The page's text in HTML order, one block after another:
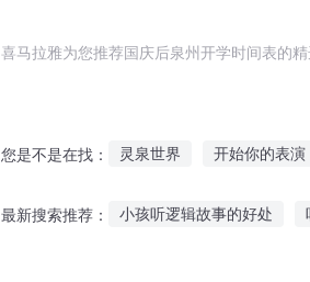
喜马拉雅为您推荐国庆后泉州开学时间表的
您是不是在找： 灵泉世界 开始你的表演
最新搜索推荐： 小孩听逻辑故事的好处